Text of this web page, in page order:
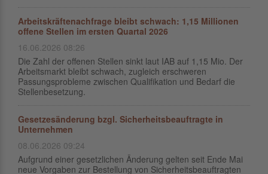
Arbeitskräftenachfrage bleibt schwach: 1,15 Millionen
offene Stellen im ersten Quartal 2026
16.06.2026 08:26
Die Zahl der offenen Stellen sinkt laut IAB auf 1,15 Mio. Der
Arbeitsmarkt bleibt schwach, zugleich erschweren
Passungsprobleme zwischen Qualifikation und Bedarf die
Stellenbesetzung.
Gesetzesänderung bzgl. Sicherheitsbeauftragte in
Unternehmen
08.06.2026 09:24
Aufgrund einer gesetzlichen Änderung gelten seit Ende Mai
neue Vorgaben zur Bestellung von Sicherheitsbeauftragten